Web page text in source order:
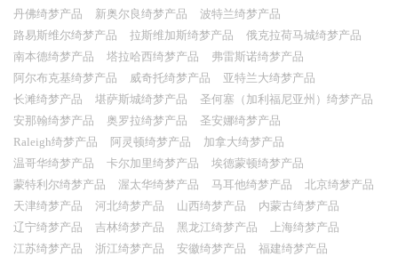
丹佛绮梦产品
新奥尔良绮梦产品
波特兰绮梦产品
路易斯维尔绮梦产品
拉斯维加斯绮梦产品
俄克拉荷马城绮梦产品
南本德绮梦产品
塔拉哈西绮梦产品
弗雷斯诺绮梦产品
阿尔布克基绮梦产品
威奇托绮梦产品
亚特兰大绮梦产品
长滩绮梦产品
堪萨斯城绮梦产品
圣何塞（加利福尼亚州）绮梦产品
安那翰绮梦产品
奥罗拉绮梦产品
圣安娜绮梦产品
Raleigh绮梦产品
阿灵顿绮梦产品
加拿大绮梦产品
温哥华绮梦产品
卡尔加里绮梦产品
埃德蒙顿绮梦产品
蒙特利尔绮梦产品
渥太华绮梦产品 马耳他绮梦产品
北京绮梦产品
天津绮梦产品
河北绮梦产品 山西绮梦产品
内蒙古绮梦产品
辽宁绮梦产品
吉林绮梦产品 黑龙江绮梦产品
上海绮梦产品
江苏绮梦产品
浙江绮梦产品 安徽绮梦产品
福建绮梦产品